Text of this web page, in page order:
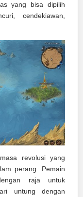
yang bisa dipilih
cendekiawan,
revolusi yang
perang. Pemain
raja untuk
untung dengan